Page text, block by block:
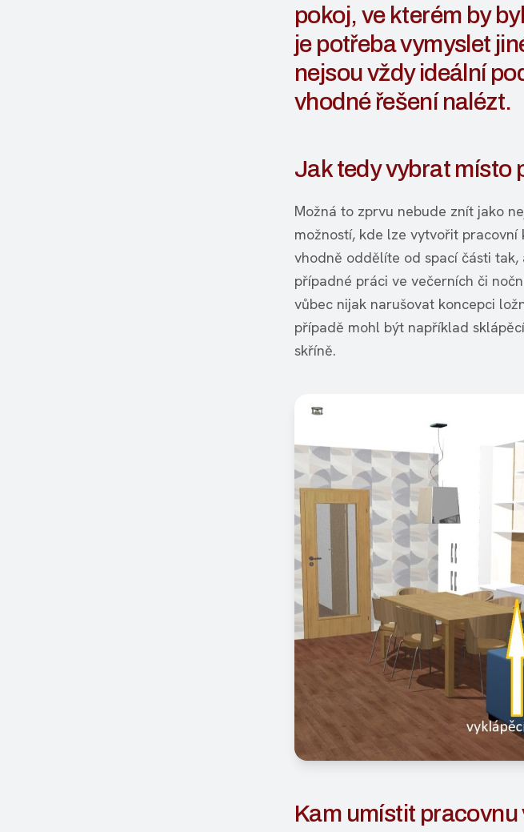
pokoj, ve kterém by
je potřeba vymyslet
nejsou vždy ideální
vhodné řešení nalézt.
Jak tedy vybrat místo
Možná to zprvu nebude znít jako
možností, kde lze vytvořit pracovní
vhodně oddělíte od spací části
případné práci ve večerních či
vůbec nijak narušovat koncepci
případě mohl být například
skříně.
Kam umístit pracovnu